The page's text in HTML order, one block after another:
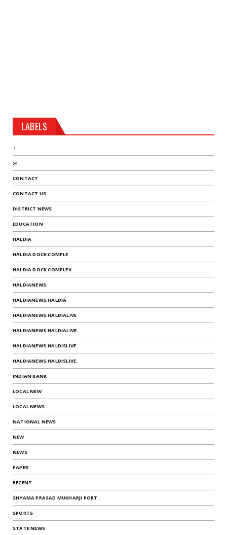
LABELS
।
১০
CONTACT
CONTACT US
DISTRICT NEWS
EDUCATION
HALDIA
HALDIA DOCK COMPLE
HALDIA DOCK COMPLEX
HALDIANEWS.
HALDIANEWS.HALDIÁ
HALDIANEWS.HALDIALIVE
HALDIANEWS.HALDIALIVE.
HALDIANEWS.HALDISLIVE
HALDIANEWS.HALDISLIVE.
INDIAN BANK
LOCAL NEW
LOCAL NEWS
NATIONAL NEWS
NEW
NEWS
PAPER
RECENT
SHYAMA PRASAD MUKHARJI PORT
SPORTS
STATE NEWS